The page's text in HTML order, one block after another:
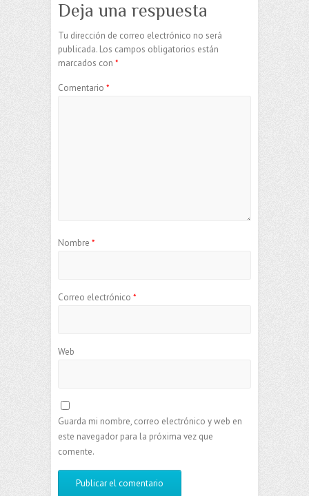
Deja una respuesta
Tu dirección de correo electrónico no será
publicada. Los campos obligatorios están
marcados con *
Comentario *
Nombre *
Correo electrónico *
Web
Guarda mi nombre, correo electrónico y web en
este navegador para la próxima vez que
comente.